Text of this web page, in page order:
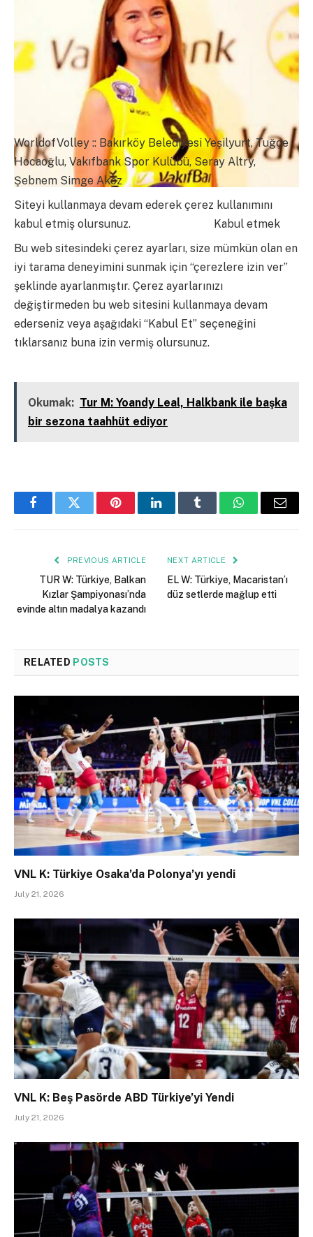
WorldofVolley :: Bakırköy Belediyesi Yeşilyurt, Tuğçe
Hocaoğlu, Vakıfbank Spor Kulübü, Seray Altry,
Şebnem Simge Akoz
Siteyi kullanmaya devam ederek çerez kullanımını
kabul etmiş olursunuz.
Kabul etmek
Bu web sitesindeki çerez ayarları, size mümkün olan en
iyi tarama deneyimini sunmak için “çerezlere izin ver”
şeklinde ayarlanmıştır. Çerez ayarlarınızı
değiştirmeden bu web sitesini kullanmaya devam
ederseniz veya aşağıdaki “Kabul Et” seçeneğini
tıklarsanız buna izin vermiş olursunuz.
Okumak: Tur M: Yoandy Leal, Halkbank ile başka
bir sezona taahhüt ediyor
FacebookTwitter PinterestLinkedInTumblr WhatsAppEmail
PREVIOUS ARTICLE
TUR W: Türkiye, Balkan
Kızlar Şampiyonası’nda
evinde altın madalya kazandı
NEXT ARTICLE
EL W: Türkiye, Macaristan’ı
düz setlerde mağlup etti
RELATED POSTS
VNL K: Türkiye Osaka’da Polonya’yı yendi
July 21, 2026
VNL K: Beş Pasörde ABD Türkiye’yi Yendi
July 21, 2026